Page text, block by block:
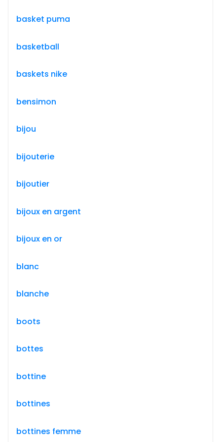
basket puma
basketball
baskets nike
bensimon
bijou
bijouterie
bijoutier
bijoux en argent
bijoux en or
blanc
blanche
boots
bottes
bottine
bottines
bottines femme